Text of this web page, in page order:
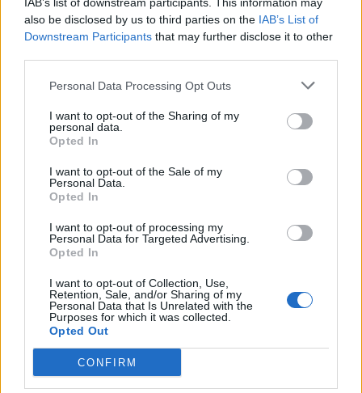
also be disclosed by us to third parties on the IAB’s List of
Downstream Participants that may further disclose it to other
Personal Data Processing Opt Outs
I want to opt-out of the Sharing of my
personal data.
Opted In
I want to opt-out of the Sale of my
Personal Data.
Opted In
I want to opt-out of processing my
Personal Data for Targeted Advertising.
Opted In
I want to opt-out of Collection, Use,
Retention, Sale, and/or Sharing of my
Personal Data that Is Unrelated with the
Purposes for which it was collected.
Opted Out
CONFIRM
17 Manuel Masia Buddusò 4
Fabio Occhioni Luogosanto